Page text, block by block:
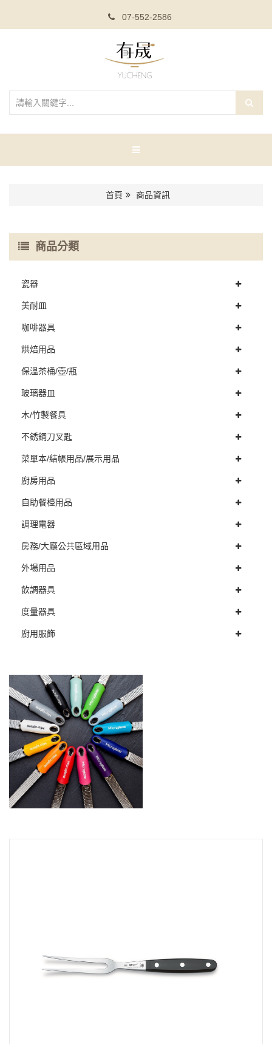
07-552-2586
首頁 商品資訊
商品分類
瓷器
美耐皿
咖啡器具
烘焙用品
保溫茶桶/壺/瓶
玻璃器皿
木/竹製餐具
不銹鋼刀叉匙
菜單本/結帳用品/展示用品
廚房用品
自助餐檯用品
調理電器
房務/大廳公共區域用品
外場用品
飲調器具
度量器具
廚用服飾